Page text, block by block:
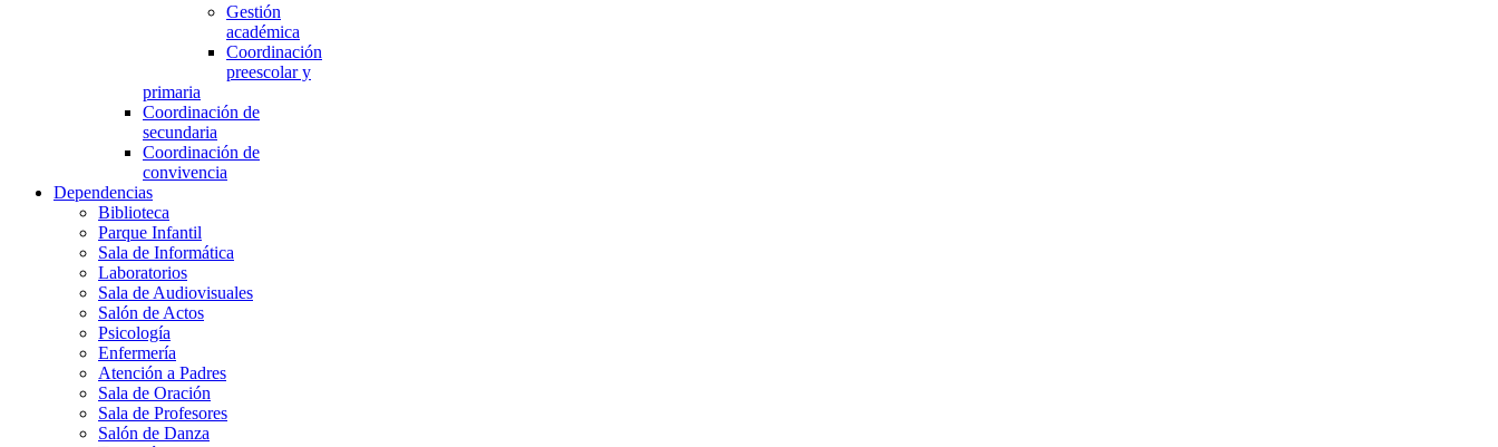
Gestión
académica
Coordinación
preescolar y
primaria
Coordinación de
secundaria
Coordinación de
convivencia
Dependencias
Biblioteca
Parque Infantil
Sala de Informática
Laboratorios
Sala de Audiovisuales
Salón de Actos
Psicología
Enfermería
Atención a Padres
Sala de Oración
Sala de Profesores
Salón de Danza